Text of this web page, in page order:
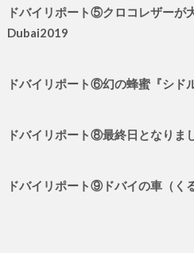
ドバイリポート⑤クロコレザーが
Dubai2019
ドバイリポート⑥幻の蜂蜜『シド
ドバイリポート⑧最終日となりま
ドバイリポート⑨ドバイの車（く